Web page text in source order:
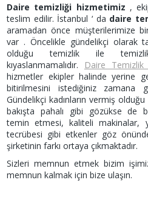
Daire temizliği hizmetimiz ,
teslim edilir. İstanbul ‘ da daire
aramadan önce müşterilerimize
var . Öncelikle gündelikçi olarak
olduğu temizlik ile temizlik
kıyaslanmamalıdır.
Daire
hizmetler ekipler halinde yerine
bitirilmesini istediğiniz zamana
Gündelikçi kadınların vermiş
bakışta pahalı gibi gözükse de
temin etmesi, kaliteli makinalar,
tecrübesi gibi etkenler göz
şirketinin farkı ortaya çıkmaktadır.
Sizleri memnun etmek bizim
memnun kalmak için bize ulaşın.